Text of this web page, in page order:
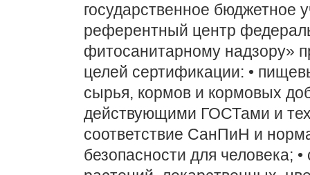
государственное бюджетное
референтный центр
фитосанитарному надзору»
целей сертификации: •
сырья, кормов и кормовых
действующими ГОСТами и
соответствие СанПиН и
безопасности для человека;